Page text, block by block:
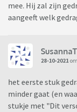
mee. Hij zal zijn
aangeeft welk
SusannaT
28-10-2021
het eerste stuk
minder gaat (en
stukje met "Dit